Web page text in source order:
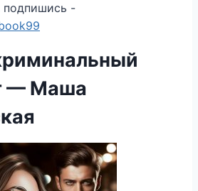
подпишись -
— Маша